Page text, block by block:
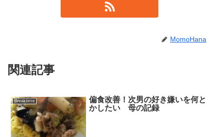
MomoHana
関連記事
Breaktime
偏食改善！次男の好き嫌いを何と
かしたい 母の記録